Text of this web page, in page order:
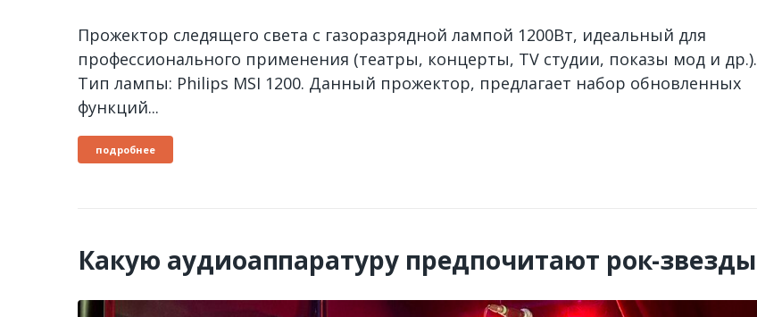
Прожектор следящего света с газоразрядной лампой 1200Вт, идеальный для
профессионального применения (театры, концерты, TV cтудии, показы мод и др.).
Тип лампы: Philips MSI 1200. Данный прожектор, предлагает набор обновленных
функций...
подробнее
Какую аудиоаппаратуру предпочитают рок-звезды